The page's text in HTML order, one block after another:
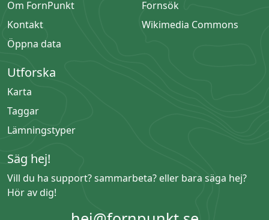
Om FornPunkt
Kontakt
Öppna data
Fornsök
Wikimedia Commons
Utforska
Karta
Taggar
Lämningstyper
Säg hej!
Vill du ha support? sammarbeta? eller bara säga hej?
Hör av dig!